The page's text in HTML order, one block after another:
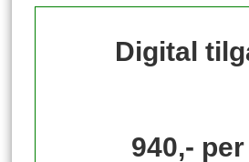
Digital
940,-